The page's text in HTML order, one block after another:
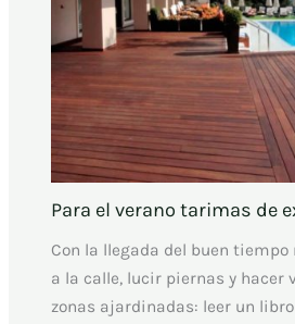
Para el verano tarimas de
Con la llegada del buen
a la calle, lucir piernas y hacer
zonas ajardinadas: leer un